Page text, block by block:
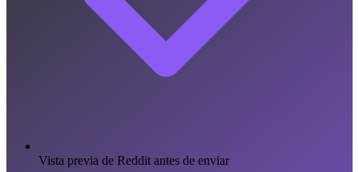
Vista previa de Reddit antes de enviar